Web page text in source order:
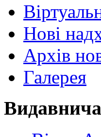
Нові
Архів
Галерея
Видавнича